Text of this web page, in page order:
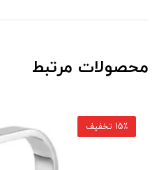
محصولات مرتبط
15٪ تخفیف